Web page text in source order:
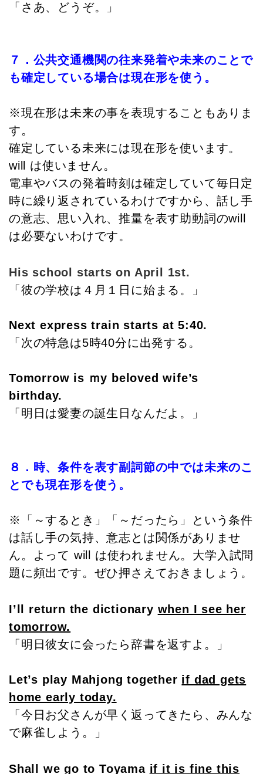
「さあ、どうぞ。」
７．公共交通機関の往来発着や未来のことで
も確定している場合は現在形を使う。
※現在形は未来の事を表現することもありま
す。
確定している未来には現在形を使います。
will は使いません。
電車やバスの発着時刻は確定していて毎日定
時に繰り返されているわけですから、話し手
の意志、思い入れ、推量を表す助動詞のwill
は必要ないわけです。
His school starts on April 1st.
「彼の学校は４月１日に始まる。」
Next express train starts at 5:40.
「次の特急は5時40分に出発する。
Tomorrow is ｍy beloved wife’s
birthday.
「明日は愛妻の誕生日なんだよ。」
８．時、条件を表す副詞節の中では未来のこ
とでも現在形を使う。
※「～するとき」「～だったら」という条件
は話し手の気持、意志とは関係がありませ
ん。よって will は使われません。大学入試問
題に頻出です。ぜひ押さえておきましょう。
I’ll return the dictionary when I see her
tomorrow.
「明日彼女に会ったら辞書を返すよ。」
Let’s play Mahjong together if dad gets
home early today.
「今日お父さんが早く返ってきたら、みんな
で麻雀しよう。」
Shall we go to Toyama if it is fine this